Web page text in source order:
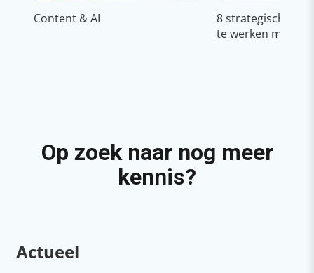
Content & AI
8 strategische
te werken met
Op zoek naar nog meer
kennis?
Actueel